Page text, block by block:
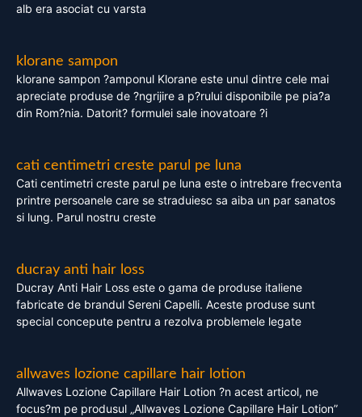
alb era asociat cu varsta
klorane sampon
klorane sampon ?amponul Klorane este unul dintre cele mai
apreciate produse de ?ngrijire a p?rului disponibile pe pia?a
din Rom?nia. Datorit? formulei sale inovatoare ?i
cati centimetri creste parul pe luna
Cati centimetri creste parul pe luna este o intrebare frecventa
printre persoanele care se straduiesc sa aiba un par sanatos
si lung. Parul nostru creste
ducray anti hair loss
Ducray Anti Hair Loss este o gama de produse italiene
fabricate de brandul Sereni Capelli. Aceste produse sunt
special concepute pentru a rezolva problemele legate
allwaves lozione capillare hair lotion
Allwaves Lozione Capillare Hair Lotion ?n acest articol, ne
focus?m pe produsul „Allwaves Lozione Capillare Hair Lotion”